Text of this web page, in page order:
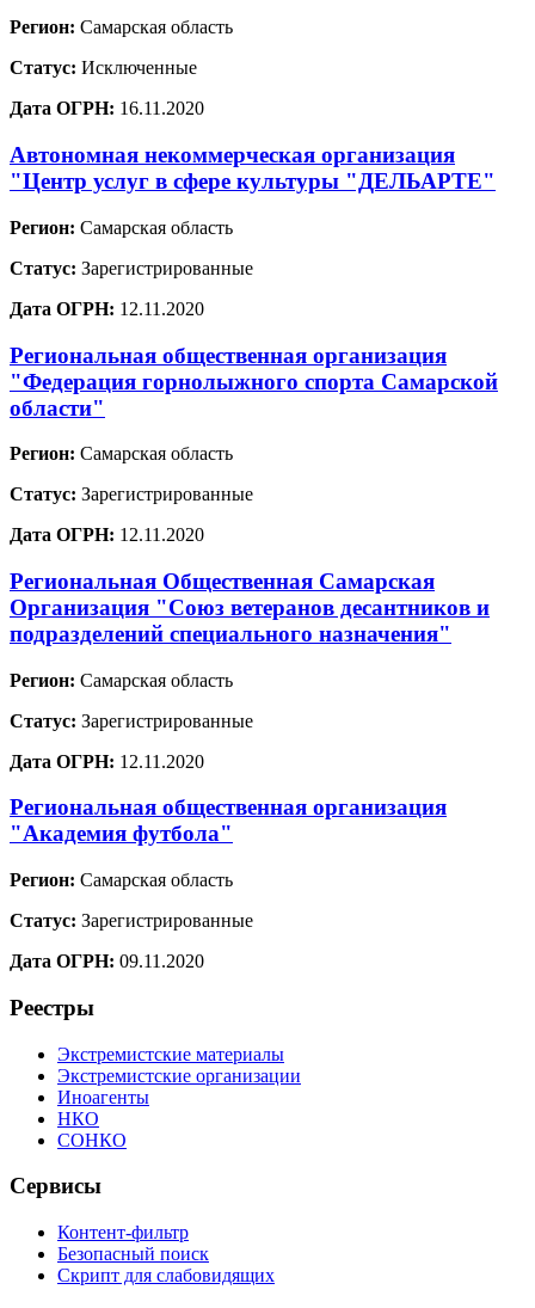
Регион: Самарская область
Статус: Исключенные
Дата ОГРН: 16.11.2020
Автономная некоммерческая организация
"Центр услуг в сфере культуры "ДЕЛЬАРТЕ"
Регион: Самарская область
Статус: Зарегистрированные
Дата ОГРН: 12.11.2020
Региональная общественная организация
"Федерация горнолыжного спорта Самарской
области"
Регион: Самарская область
Статус: Зарегистрированные
Дата ОГРН: 12.11.2020
Региональная Общественная Самарская
Организация "Союз ветеранов десантников и
подразделений специального назначения"
Регион: Самарская область
Статус: Зарегистрированные
Дата ОГРН: 12.11.2020
Региональная общественная организация
"Академия футбола"
Регион: Самарская область
Статус: Зарегистрированные
Дата ОГРН: 09.11.2020
Реестры
Экстремистские материалы
Экстремистские организации
Иноагенты
НКО
СОНКО
Сервисы
Контент-фильтр
Безопасный поиск
Скрипт для слабовидящих